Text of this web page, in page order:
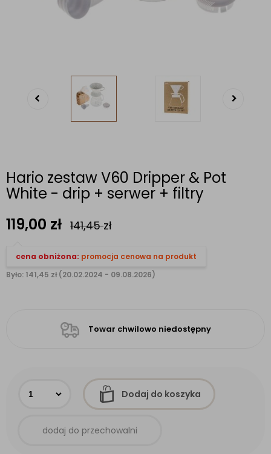
Hario zestaw V60 Dripper & Pot
White - drip + serwer + filtry
119,00 zł 141,45zł
cena obniżona: promocja cenowa na produkt
Było: 141,45 zł (20.02.2024 - 09.08.2026)
Towar chwilowo niedostępny
Dodaj do koszyka
dodaj do przechowalni